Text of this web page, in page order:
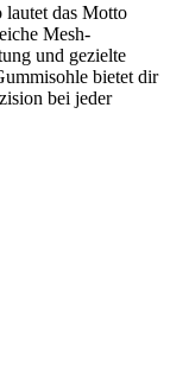
das Motto
Mesh-
und gezielte
bietet dir
bei jeder